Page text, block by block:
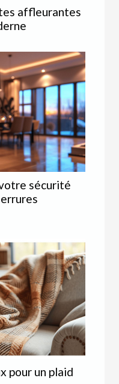
affleurantes
sécurité
pour un plaid